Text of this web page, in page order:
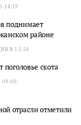
14:19
поднимает
районе
В 12:54
поголовье скота
09:00
отрасли отметили